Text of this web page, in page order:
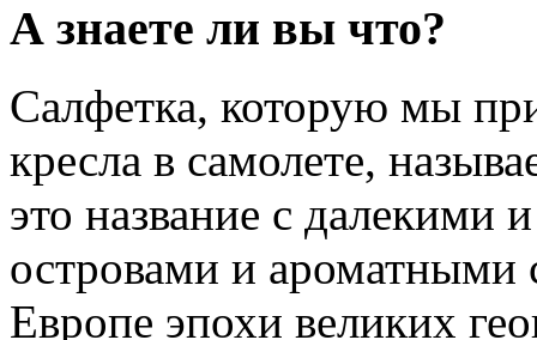
А знаете ли вы что?
Салфетка, которую мы
кресла в самолете,
это название с далекими
островами и
Европе эпохи великих